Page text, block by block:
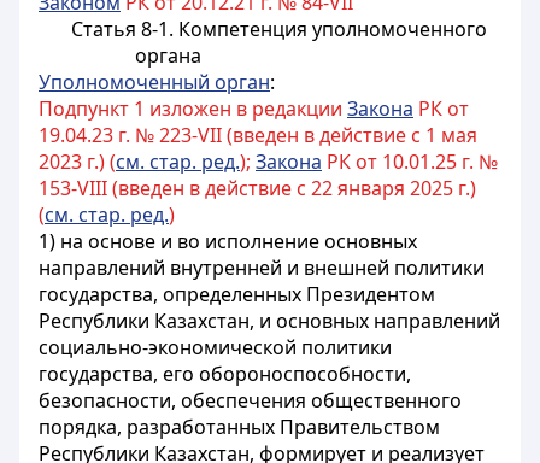
Статья 8-1. Компетенция уполномоченного
органа
Уполномоченный орган:
Подпункт 1 изложен в редакции Закона РК от
19.04.23 г. № 223-VII (введен в действие с 1 мая
2023 г.) (см. стар. ред.); Закона РК от 10.01.25 г. №
153-VIII (введен в действие с 22 января 2025 г.)
(см. стар. ред.)
1) на основе и во исполнение основных
направлений внутренней и внешней политики
государства, определенных Президентом
Республики Казахстан, и основных направлений
социально-экономической политики
государства, его обороноспособности,
безопасности, обеспечения общественного
порядка, разработанных Правительством
Республики Казахстан, формирует и реализует